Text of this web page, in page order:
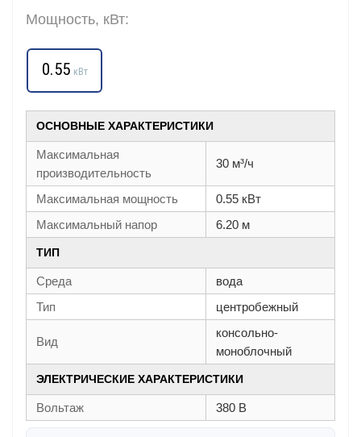
Мощность, кВт:
0.55 кВт
ОСНОВНЫЕ ХАРАКТЕРИСТИКИ
Максимальная
производительность
30 м³/ч
Максимальная мощность
0.55 кВт
Максимальный напор
6.20 м
ТИП
Среда
вода
Тип
центробежный
Вид
консольно-
моноблочный
ЭЛЕКТРИЧЕСКИЕ ХАРАКТЕРИСТИКИ
Вольтаж 380 В